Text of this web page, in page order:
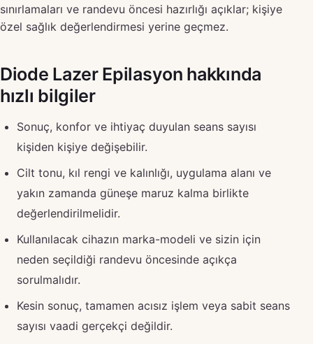
sınırlamaları ve randevu öncesi hazırlığı açıklar; kişiye
özel sağlık değerlendirmesi yerine geçmez.
Diode Lazer Epilasyon hakkında
hızlı bilgiler
Sonuç, konfor ve ihtiyaç duyulan seans sayısı
kişiden kişiye değişebilir.
Cilt tonu, kıl rengi ve kalınlığı, uygulama alanı ve
yakın zamanda güneşe maruz kalma birlikte
değerlendirilmelidir.
Kullanılacak cihazın marka-modeli ve sizin için
neden seçildiği randevu öncesinde açıkça
sorulmalıdır.
Kesin sonuç, tamamen acısız işlem veya sabit seans
sayısı vaadi gerçekçi değildir.